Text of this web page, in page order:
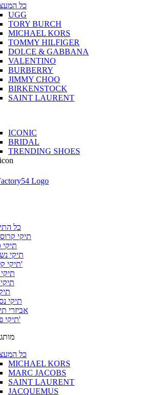
כל
UGG
TORY BURCH
MICHAEL KORS
TOMMY HILFIGER
DOLCE & GABBANA
VALENTINO
BURBERRY
JIMMY CHOO
BIRKENSTOCK
SAINT LAURENT
ICONIC
BRIDAL
TRENDING SHOES
כל
תיקי
תיקי
תיקי קלאץ'
תיקי
תיקי
אביזרי
תיקי פאוץ'
כל
MICHAEL KORS
MARC JACOBS
SAINT LAURENT
JACQUEMUS